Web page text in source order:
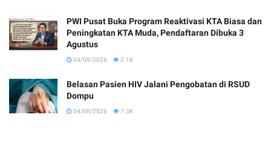
PWI Pusat Buka Program Reaktivasi KTA Biasa dan
Peningkatan KTA Muda, Pendaftaran Dibuka 3
Agustus
04/08/2026 2.1K
Belasan Pasien HIV Jalani Pengobatan di RSUD
Dompu
04/08/2026 7.3K